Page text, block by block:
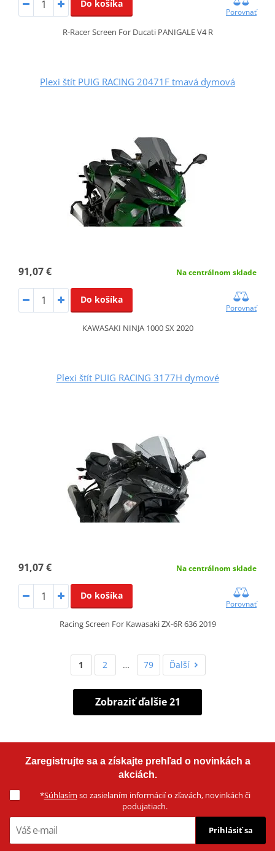
Do košíka
Porovnať
R-Racer Screen For Ducati PANIGALE V4 R
Plexi štít PUIG RACING 20471F tmavá dymová
91,07 € Na centrálnom sklade
Do košíka
Porovnať
KAWASAKI NINJA 1000 SX 2020
Plexi štít PUIG RACING 3177H dymové
91,07 € Na centrálnom sklade
Do košíka
Porovnať
Racing Screen For Kawasaki ZX-6R 636 2019
1 2 … 79 Ďalší
Zobraziť ďalšie 21
Zaregistrujte sa a získajte prehľad o novinkách a
akciách.
*Súhlasím so zasielaním informácií o zľavách, novinkách či
podujatiach.
Prihlásiť sa